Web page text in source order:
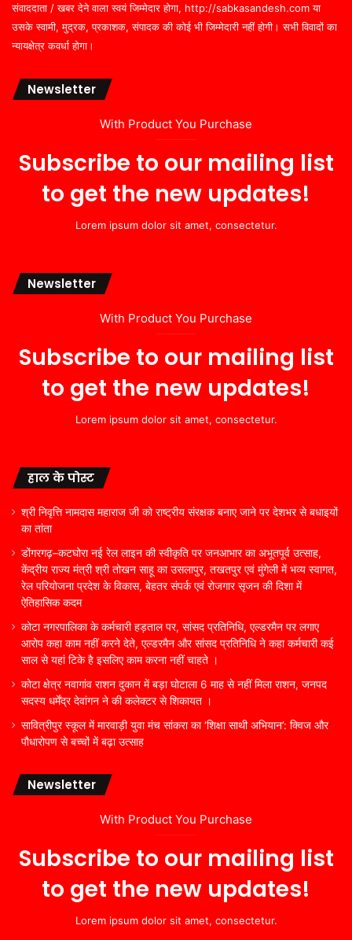
संवाददाता / खबर देने वाला स्वयं जिम्मेदार होगा, http://sabkasandesh.com या
उसके स्वामी, मुद्रक, प्रकाशक, संपादक की कोई भी जिम्मेदारी नहीं होगी। सभी विवादों का
न्यायक्षेत्र कवर्धा होगा।
Newsletter
With Product You Purchase
Subscribe to our mailing list
to get the new updates!
Lorem ipsum dolor sit amet, consectetur.
Newsletter
With Product You Purchase
Subscribe to our mailing list
to get the new updates!
Lorem ipsum dolor sit amet, consectetur.
हाल के पोस्ट
श्री निवृत्ति नामदास महाराज जी को राष्ट्रीय संरक्षक बनाए जाने पर देशभर से बधाइयों
का तांता
डोंगरगढ़–कटघोरा नई रेल लाइन की स्वीकृति पर जनआभार का अभूतपूर्व उत्साह,
केंद्रीय राज्य मंत्री श्री तोखन साहू का उसलापुर, तखतपुर एवं मुंगेली में भव्य स्वागत,
रेल परियोजना प्रदेश के विकास, बेहतर संपर्क एवं रोजगार सृजन की दिशा में
ऐतिहासिक कदम
कोटा नगरपालिका के कर्मचारी हड़ताल पर, सांसद प्रतिनिधि, एल्डरमैन पर लगाए
आरोप कहा काम नहीं करने देते, एल्डरमैन और सांसद प्रतिनिधि ने कहा कर्मचारी कई
साल से यहां टिके है इसलिए काम करना नहीं चाहते ।
कोटा क्षेत्र नवागांव राशन दुकान में बड़ा घोटाला 6 माह से नहीं मिला राशन, जनपद
सदस्य धर्मेंद्र देवांगन ने की कलेक्टर से शिकायत ।
सावित्रीपुर स्कूल में मारवाड़ी युवा मंच सांकरा का ‘शिक्षा साथी अभियान’: क्विज और
पौधारोपण से बच्चों में बढ़ा उत्साह
Newsletter
With Product You Purchase
Subscribe to our mailing list
to get the new updates!
Lorem ipsum dolor sit amet, consectetur.